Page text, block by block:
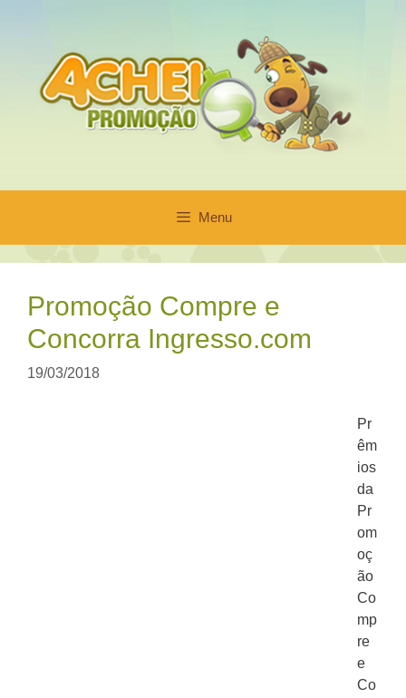
conteúdo
Menu
Promoção Compre e
Concorra Ingresso.com
19/03/2018
Pr
êm
ios
da
Pr
om
oç
ão
Co
mp
re
e
Co